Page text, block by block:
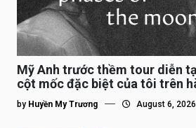
Mỹ Anh trước thềm tour diễn
cột mốc đặc biệt của tôi trên
tế”
by Huyền My Trương August 6, 2026